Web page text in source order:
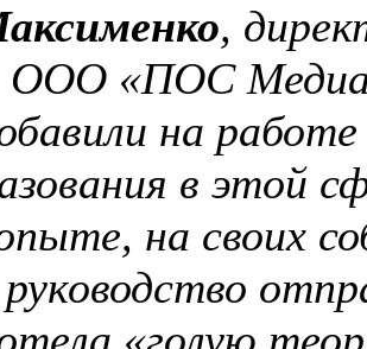
,
ООО «ПОС
на работе
в этой
на своих
руководство